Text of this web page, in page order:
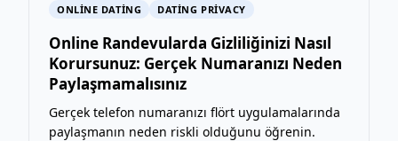
ONLINE DATING DATING PRIVACY
Online Randevularda Gizliliğinizi Nasıl
Korursunuz: Gerçek Numaranızı Neden
Paylaşmamalısınız
Gerçek telefon numaranızı flört uygulamalarında
paylaşmanın neden riskli olduğunu öğrenin.